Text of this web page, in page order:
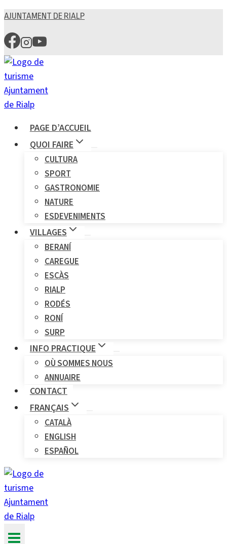
Skip
to
content
AJUNTAMENT DE RIALP
PAGE D’ACCUEIL
QUOI FAIRE
CULTURA
SPORT
GASTRONOMIE
NATURE
ESDEVENIMENTS
VILLAGES
BERANÍ
CAREGUE
ESCÀS
RIALP
RODÉS
RONÍ
SURP
INFO PRACTIQUE
OÙ SOMMES NOUS
ANNUAIRE
CONTACT
FRANÇAIS
CATALÀ
ENGLISH
ESPAÑOL